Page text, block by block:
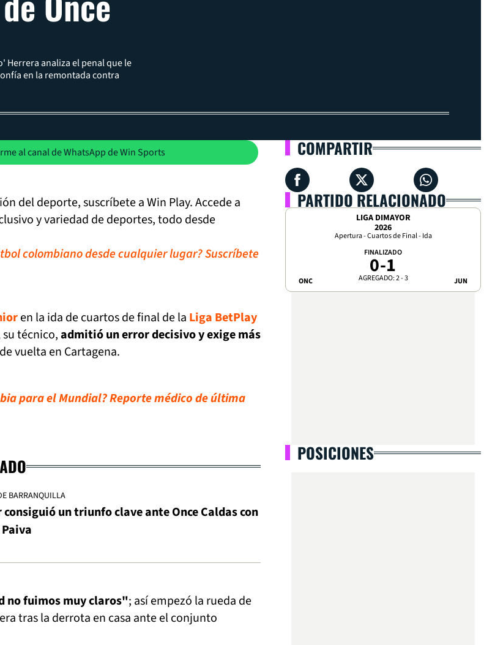
Herrera analiza el penal que le
en la remontada contra
al canal de WhatsApp de Win Sports
del deporte, suscríbete a Win Play. Accede a
y variedad de deportes, todo desde
colombiano desde cualquier lugar? Suscríbete
en la ida de cuartos de final de la Liga BetPlay
técnico,admitió un error decisivo y exige más
vuelta en Cartagena.
para el Mundial? Reporte médico de última
BARRANQUILLA
un triunfo clave ante Once Caldas con
no fuimos muy claros"; así empezó la rueda de
tras la derrota en casa ante el conjunto
COMPARTIR
PARTIDO RELACIONADO
LIGA DIMAYOR
2026
Apertura - Cuartos de Final - Ida
ONC
FINALIZADO
0-1
AGREGADO: 2 - 3 JUN
POSICIONES